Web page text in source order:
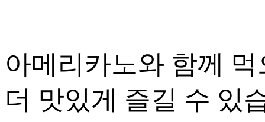
아메리카노와 함께
더 맛있게 즐길 수 있